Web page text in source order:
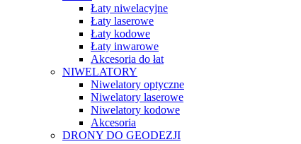
Łaty niwelacyjne
Łaty laserowe
Łaty kodowe
Łaty inwarowe
Akcesoria do łat
NIWELATORY
Niwelatory optyczne
Niwelatory laserowe
Niwelatory kodowe
Akcesoria
DRONY DO GEODEZJI